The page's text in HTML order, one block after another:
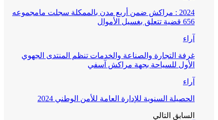
2024 : مراكش ضمن أربع مدن بالممكلة سجلت مامجموعه
656 قضية تتعلق بغسيل الأموال
آراء
غرفة التجارة والصناعة والخدمات تنظم المنتدى الجهوي
الأول للسياحة بجهة مراكش آسفي
آراء
الحصيلة السنوية للإدارة العامة للأمن الوطني 2024
السابق التالي